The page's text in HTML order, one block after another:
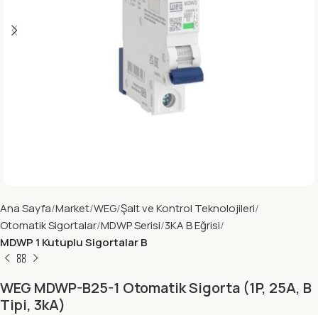
Ana Sayfa Market WEG Şalt ve Kontrol Teknolojileri
Otomatik Sigortalar MDWP Serisi 3KA B Eğrisi
MDWP 1 Kutuplu Sigortalar B
WEG MDWP-B25-1 Otomatik Sigorta (1P, 25A, B
Tipi, 3kA)